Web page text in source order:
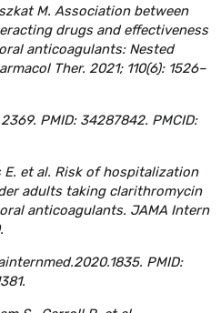
M. Association between
drugs and effectiveness
anticoagulants: Nested
Ther. 2021; 110(6): 1526–
PMID: 34287842. PMCID:
E. et al. Risk of hospitalization
adults taking clarithromycin
anticoagulants. JAMA Intern
PMID: